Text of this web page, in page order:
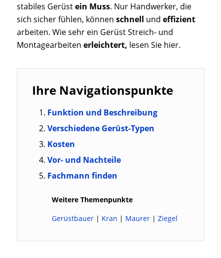
stabiles Gerüstein Muss. Nur Handwerker, die
sich sicher fühlen, können schnell und effizient
arbeiten. Wie sehr ein Gerüst Streich- und
Montagearbeiten erleichtert, lesen Sie hier.
Ihre Navigationspunkte
Funktion und Beschreibung
Verschiedene Gerüst-Typen
Kosten
Vor- und Nachteile
Fachmann finden
Weitere Themenpunkte
Gerüstbauer| Kran | Maurer| Ziegel